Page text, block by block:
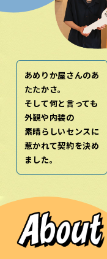
あめりか屋さんのあ
たたかさ。
そして何と言っても
外観や内装の
素晴らしいセンスに
惹かれて契約を決め
ました。